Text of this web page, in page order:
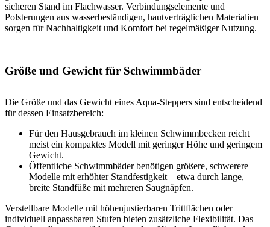
sicheren Stand im Flachwasser. Verbindungselemente und
Polsterungen aus wasserbeständigen, hautverträglichen Materialien
sorgen für Nachhaltigkeit und Komfort bei regelmäßiger Nutzung.
Größe und Gewicht für Schwimmbäder
Die Größe und das Gewicht eines Aqua-Steppers sind entscheidend
für dessen Einsatzbereich:
Für den Hausgebrauch im kleinen Schwimmbecken reicht
meist ein kompaktes Modell mit geringer Höhe und geringem
Gewicht.
Öffentliche Schwimmbäder benötigen größere, schwerere
Modelle mit erhöhter Standfestigkeit – etwa durch lange,
breite Standfüße mit mehreren Saugnäpfen.
Verstellbare Modelle mit höhenjustierbaren Trittflächen oder
individuell anpassbaren Stufen bieten zusätzliche Flexibilität. Das